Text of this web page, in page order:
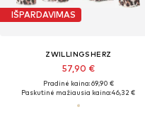
IŠPARDAVIMAS
ZWILLINGSHERZ
57,90 €
Pradinė kaina: 69,90 €
Paskutinė mažiausia kaina:46,32 €